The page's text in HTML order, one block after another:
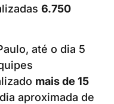
6.750
até o dia 5
mais de 15
aproximada de